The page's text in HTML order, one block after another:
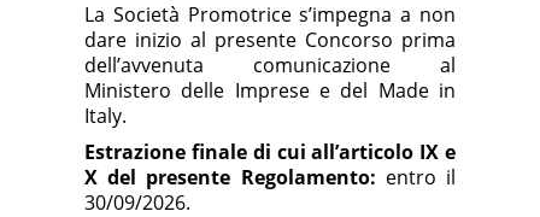
La Società Promotrice s’impegna a non
dare inizio al presente Concorso prima
dell’avvenuta comunicazione al
Ministero delle Imprese e del Made in
Italy.
Estrazione finale di cui all’articolo IX e
X del presente Regolamento: entro il
30/09/2026.